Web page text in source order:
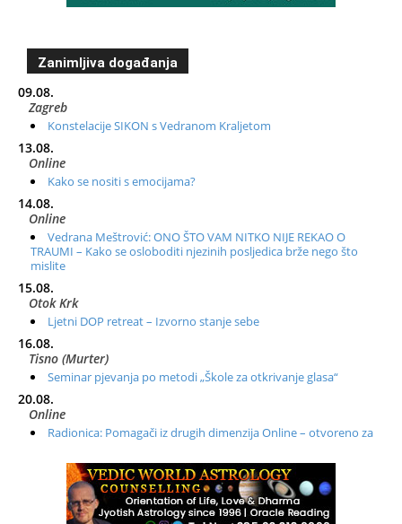
Zanimljiva događanja
09.08.
Zagreb
Konstelacije SIKON s Vedranom Kraljetom
13.08.
Online
Kako se nositi s emocijama?
14.08.
Online
Vedrana Meštrović: ONO ŠTO VAM NITKO NIJE REKAO O
TRAUMI – Kako se osloboditi njezinih posljedica brže nego što
mislite
15.08.
Otok Krk
Ljetni DOP retreat – Izvorno stanje sebe
16.08.
Tisno (Murter)
Seminar pjevanja po metodi „Škole za otkrivanje glasa“
20.08.
Online
Radionica: Pomagači iz drugih dimenzija Online – otvoreno za
Zagreb+Online
Osnovni ThetaHealing® tečaj, Zagreb i Online